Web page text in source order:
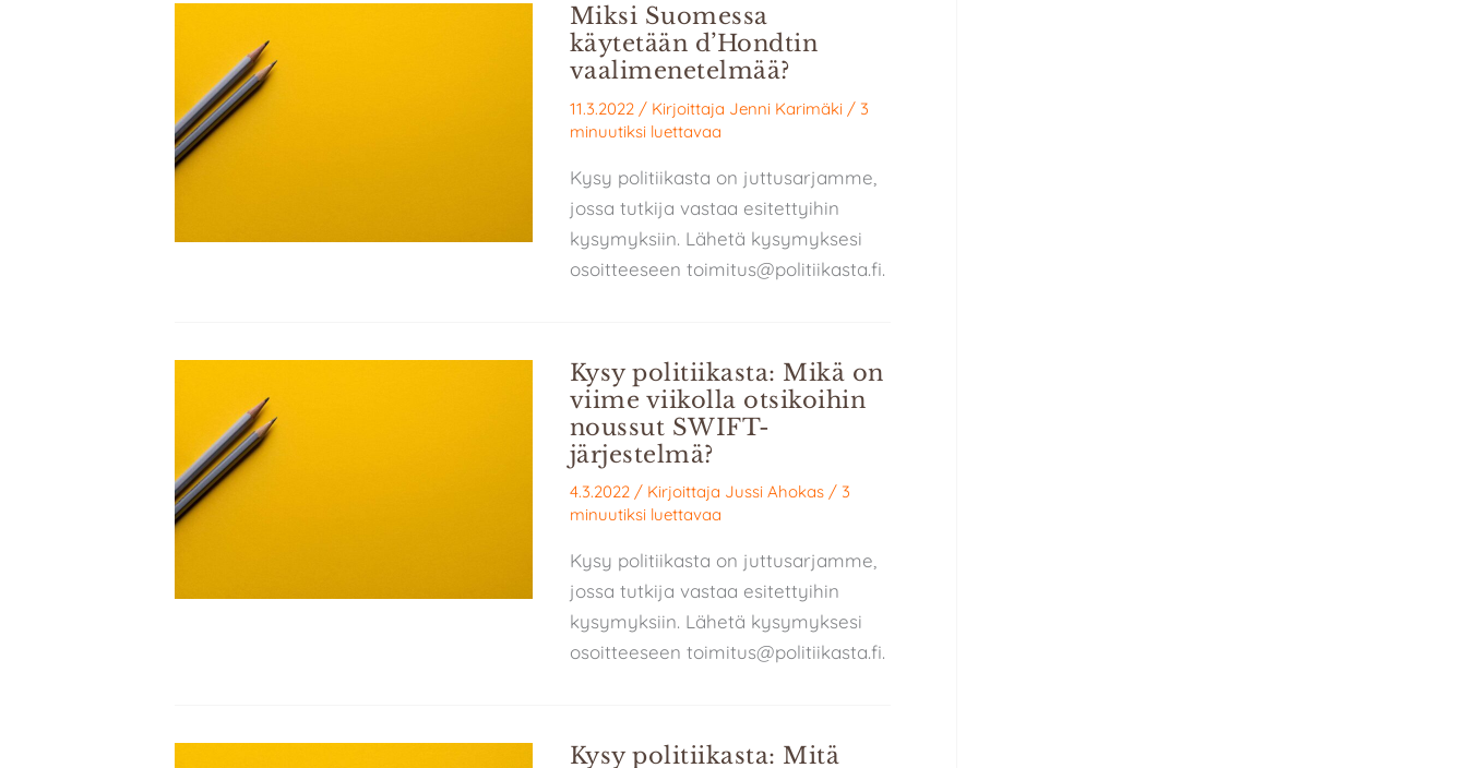
Miksi Suomessa
käytetään d’Hondtin
vaalimenetelmää?
11.3.2022 / Kirjoittaja Jenni Karimäki/ 3
minuutiksi luettavaa
Kysy politiikasta on juttusarjamme,
jossa tutkija vastaa esitettyihin
kysymyksiin. Lähetä kysymyksesi
osoitteeseen toimitus@politiikasta.fi.
Kysy politiikasta: Mikä on
viime viikolla otsikoihin
noussut SWIFT-
järjestelmä?
4.3.2022 / Kirjoittaja Jussi Ahokas/ 3
minuutiksi luettavaa
Kysy politiikasta on juttusarjamme,
jossa tutkija vastaa esitettyihin
kysymyksiin. Lähetä kysymyksesi
osoitteeseen toimitus@politiikasta.fi.
Kysy politiikasta: Mitä